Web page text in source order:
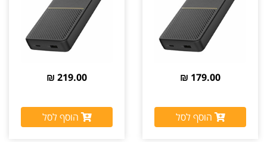
179.00 ₪
הוסף לסל
219.00 ₪
הוסף לסל